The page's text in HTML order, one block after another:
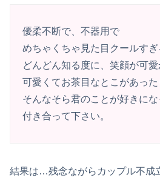
優柔不断で、不器用で
めちゃくちゃ見た目クールす
どんどん知る度に、笑顔が可愛
可愛くてお茶目なとこがあった
そんなそら君のことが好きにな
付き合って下さい。
結果は…残念ながらカップル不成